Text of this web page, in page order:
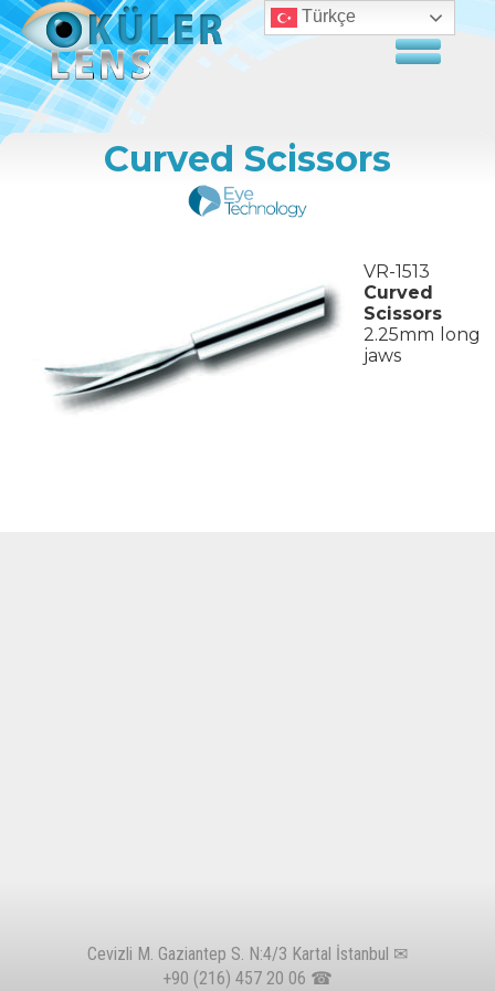
Curved Scissors
VR-1513
Curved
Scissors
2.25mm long
jaws
Cevizli M. Gaziantep S. N:4/3 Kartal İstanbul ✉
+90 (216) 457 20 06 ☎
Türkçe